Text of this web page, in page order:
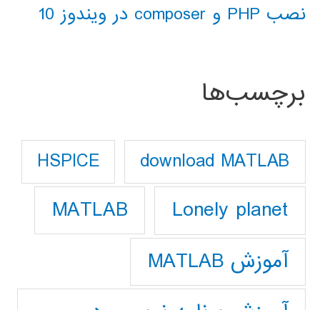
نصب PHP و composer در ویندوز 10
برچسب‌ها
download MATLAB
HSPICE
Lonely planet
MATLAB
آموزش MATLAB